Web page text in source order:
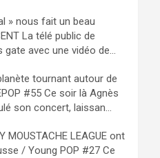
» nous fait un beau
La télé public de
gate avec une vidéo de...
tournant autour de
#55 Ce soir là Agnès
son concert, laissan...
MOUSTACHE LEAGUE ont
/ Young POP #27 Ce